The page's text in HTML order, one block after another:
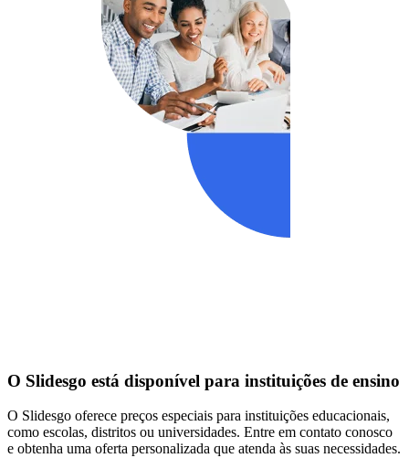
O Slidesgo está disponível para instituições de ensino
O Slidesgo oferece preços especiais para instituições educacionais,
como escolas, distritos ou universidades. Entre em contato conosco
e obtenha uma oferta personalizada que atenda às suas necessidades.